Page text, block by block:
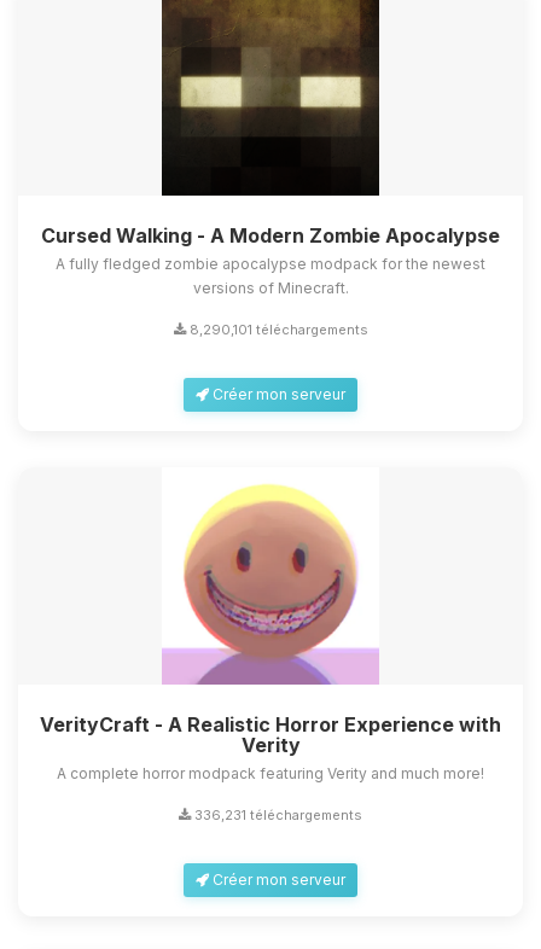
Cursed Walking - A Modern Zombie Apocalypse
A fully fledged zombie apocalypse modpack for the newest
versions of Minecraft.
8,290,101 téléchargements
Créer mon serveur
VerityCraft - A Realistic Horror Experience with
Verity
A complete horror modpack featuring Verity and much more!
336,231 téléchargements
Créer mon serveur